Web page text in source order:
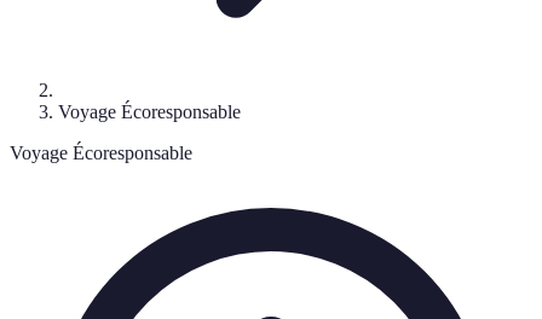
Voyage Écoresponsable
Voyage Écoresponsable